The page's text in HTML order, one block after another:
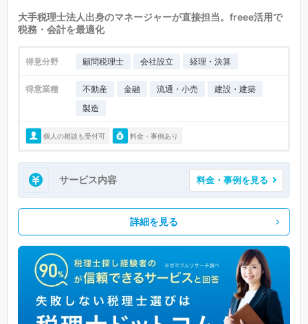
大手税理士法人出身のマネージャーが直接担当。freee活用で
税務・会計を最適化
得意分野 顧問税理士 会社設立 経理・決算
得意業種 不動産 金融 流通・小売
建設・建築
製造
個人の相談も受付可 料金・事例あり
サービス内容 料金・事例を見る
詳細を見る